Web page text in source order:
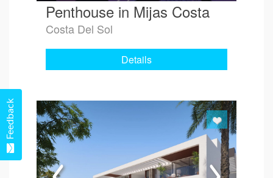
Penthouse in Mijas Costa
Costa Del Sol
Details
Feedback